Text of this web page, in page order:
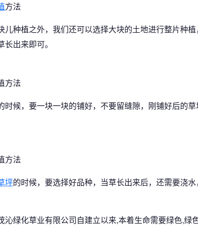
方法
种植之外，我们还可以选择大块的土地进行整片种
出来即可。
法
候，要一块一块的铺好，不要留缝隙，刚铺好后的
法
坪的时候，要选择好品种，当草长出来后，还需要浇
绿化草业有限公司自建立以来,本着生命需要绿色,绿